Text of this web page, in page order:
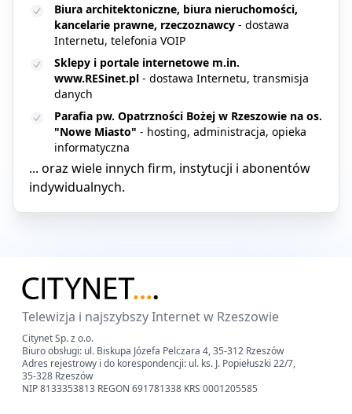
Biura architektoniczne, biura nieruchomości,
kancelarie prawne, rzeczoznawcy - dostawa
Internetu, telefonia VOIP
Sklepy i portale internetowe m.in.
www.RESinet.pl - dostawa Internetu, transmisja
danych
Parafia pw. Opatrzności Bożej w Rzeszowie na os.
"Nowe Miasto" - hosting, administracja, opieka
informatyczna
... oraz wiele innych firm, instytucji i abonentów
indywidualnych.
Telewizja i najszybszy Internet w Rzeszowie
Citynet Sp. z o.o.
Biuro obsługi: ul. Biskupa Józefa Pelczara 4, 35-312 Rzeszów
Adres rejestrowy i do korespondencji: ul. ks. J. Popiełuszki 22/7,
35-328 Rzeszów
NIP 8133353813 REGON 691781338 KRS 0001205585